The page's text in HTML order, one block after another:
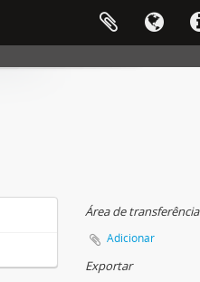
Área de transferência
Adicionar
Exportar